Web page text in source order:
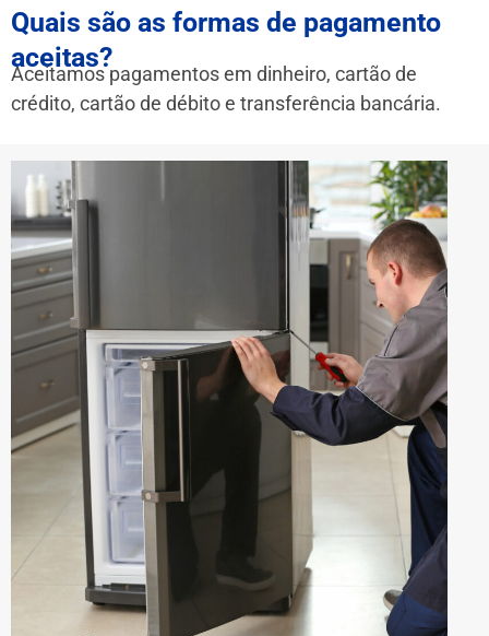
Quais são as formas de pagamento
aceitas?
Aceitamos pagamentos em dinheiro, cartão de
crédito, cartão de débito e transferência bancária.